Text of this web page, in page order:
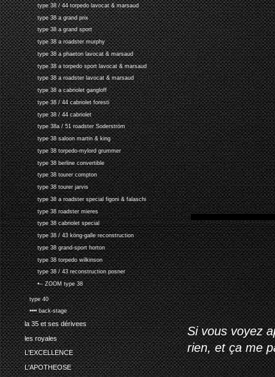
type 38 / 44 torpedo lavocat & marsaud
type 38 a grand prix
type 38 a grand sport
type 38 a roadster murphy
type 38 a phaeton lavocat & marsaud
type 38 a torpedo sport lavocat & marsaud
type 38 a roadster lavocat & marsaud
type 38 a cabriolet gangloff
type 38 / 44 cabriolet foresti
type 38 / 44 cabriolet
type 38a / 51 roadster Soderström
type 38 saloon martin & king
type 38 torpedo-mylord grummer
type 38 berline convertible
type 38 tourer compton
type 38 tourer jarvis
type 38 a roadster special figoni & falaschi
type 38 roadster mieres
type 38 cabriolet special
type 38 / 43 köng-galle reconstruction
type 38 grand-sport horton
type 38 torpedo wilkinson
type 38 / 43 reconstruction posner
•-- ZOOM type 38
type 40
•••• back-stage
la 35 et ses dérivees
les royales
L'EXCELLENCE
L'APOTHEOSE
Si vous voyez
rien, et ça me